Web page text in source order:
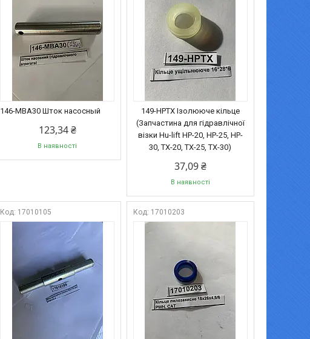
146-MBA30 Шток насосный
123,34 ₴
В наявності
149-HPTX Ізолююче кільце
(Запчастина для гідравлічної
візки Hu-lift HP-20, HP-25, HP-
30, TX-20, TX-25, TX-30)
37,09 ₴
В наявності
17010105 17010203